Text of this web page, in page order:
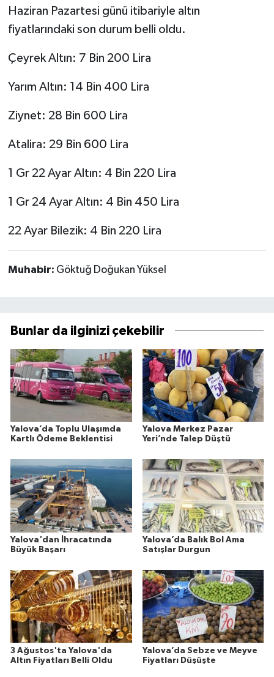
Haziran Pazartesi günü itibariyle altın
fiyatlarındaki son durum belli oldu.
Çeyrek Altın: 7 Bin 200 Lira
Yarım Altın: 14 Bin 400 Lira
Ziynet: 28 Bin 600 Lira
Atalira: 29 Bin 600 Lira
1 Gr 22 Ayar Altın: 4 Bin 220 Lira
1 Gr 24 Ayar Altın: 4 Bin 450 Lira
22 Ayar Bilezik: 4 Bin 220 Lira
Muhabir: Göktuğ Doğukan Yüksel
Bunlar da ilginizi çekebilir
Yalova’da Toplu Ulaşımda
Kartlı Ödeme Beklentisi
Yalova Merkez Pazar
Yeri’nde Talep Düştü
Yalova'dan İhracatında
Büyük Başarı
Yalova’da Balık Bol Ama
Satışlar Durgun
3 Ağustos'ta Yalova'da
Altın Fiyatları Belli Oldu
Yalova’da Sebze ve Meyve
Fiyatları Düşüşte